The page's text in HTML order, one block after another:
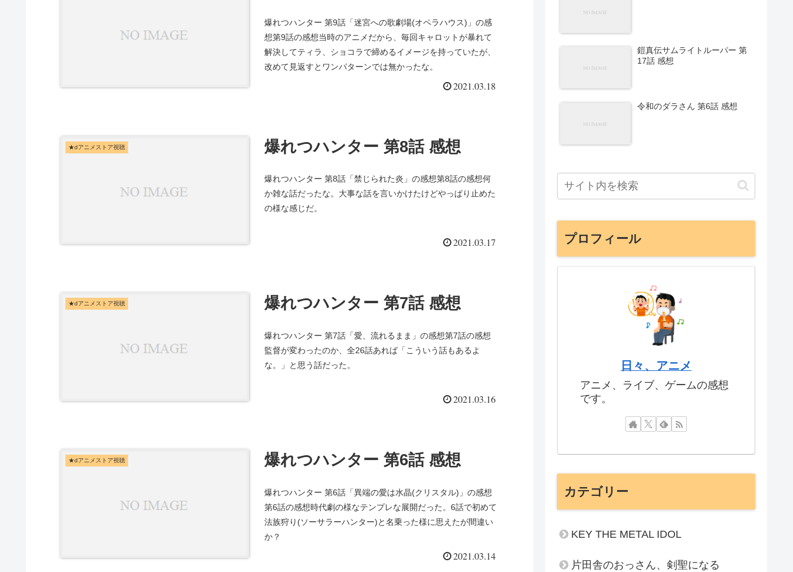
爆れつハンター 第9話「迷宮への歌劇場(オペラハウス)」の感
想第9話の感想当時のアニメだから、毎回キャロットが暴れて
解決してティラ、ショコラで締めるイメージを持っていたが、
改めて見返すとワンパターンでは無かったな。
2021.03.18
★dアニメストア視聴 爆れつハンター 第8話 感想
爆れつハンター 第8話「禁じられた炎」の感想第8話の感想何
か雑な話だったな。大事な話を言いかけたけどやっぱり止めた
の様な感じだ。
2021.03.17
★dアニメストア視聴 爆れつハンター 第7話 感想
爆れつハンター 第7話「愛、流れるまま」の感想第7話の感想
監督が変わったのか、全26話あれば「こういう話もあるよ
な。」と思う話だった。
2021.03.16
★dアニメストア視聴 爆れつハンター 第6話 感想
爆れつハンター 第6話「異端の愛は水晶(クリスタル)」の感想
第6話の感想時代劇の様なテンプレな展開だった。6話で初めて
法族狩り(ソーサラーハンター)と名乗った様に思えたが間違い
か？
2021.03.14
鎧真伝サムライトルーパー 第
17話 感想
令和のダラさん 第6話 感想
プロフィール
日々、アニメ
アニメ、ライブ、ゲームの感想
です。
カテゴリー
KEY THE METAL IDOL
片田舎のおっさん、剣聖になる